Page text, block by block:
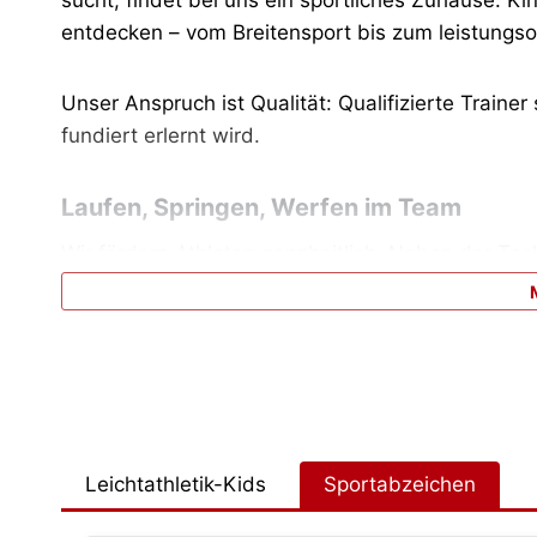
entdecken – vom Breitensport bis zum
Unser Anspruch ist Qualität: Qualifizierte
fundiert erlernt wird.
Laufen, Springen, Werfen im Team
Schleswig-Holsteinischen Leichtathletik-
das faire Miteinander auf und neben der Bahn.
Weg ins Stadion findet! Schnupper rein und
Leichtathletik-Kids Sportabzeichen